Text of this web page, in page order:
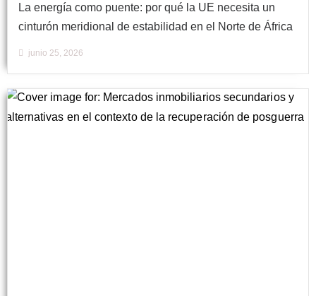
La energía como puente: por qué la UE necesita un
cinturón meridional de estabilidad en el Norte de África
junio 25, 2026